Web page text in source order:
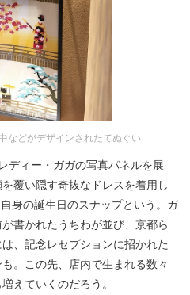
などがデザインされたてぬぐい
ディー・ガガの写真パネルを展
覆い隠す奇抜なドレスを着用し
身の誕生日のスナップという。ガ
書かれたうちわが並び、京都ら
、記念レセプションに招かれた
。この先、店内で生まれる数々
えていくのだろう。